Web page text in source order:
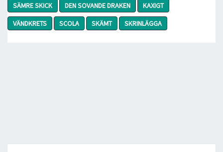
SÄMRE SKICK
DEN SOVANDE DRAKEN
KAXIGT
VÄNDKRETS
SCOLA SKÄMT SKRINLÄGGA